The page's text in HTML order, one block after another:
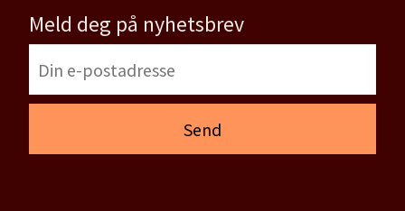
Meld deg på nyhetsbrev